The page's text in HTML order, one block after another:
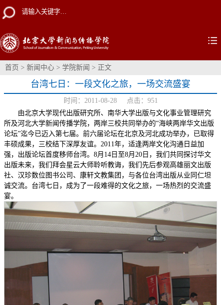
首页 > 新闻中心 > 学院新闻 > 正文
台湾七日：一段文化之旅，一场交流盛宴
时间：2011-08-28 点击： 951
由北京大学现代出版研究所、南华大学出版与文化事业管理研究
所及河北大学新闻传播学院，两岸三校共同举办的“海峡两岸华文出版
论坛”迄今已迈入第七届。前六届论坛在北京及河北成功举办，已取得
丰硕成果，三校结下深厚友谊。2011年，适逢两岸文化沟通日益加
强，出版论坛首度移师台湾。8月14日至8月20日，我们共同探讨华文
出版未来，我们拜会星云大师聆听教诲，我们先后参观高雄丽文出版
社、汉珍数位图书公司、康轩文教集团，与各位台湾出版从业同仁坦
诚交流。台湾七日，成为了一段难得的文化之旅，一场热烈的交流盛
宴。